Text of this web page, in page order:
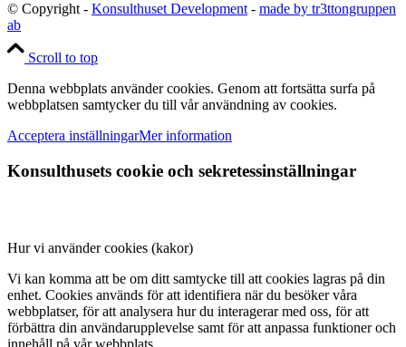
© Copyright - Konsulthuset Development- made by tr3ttongruppen
ab
Scroll to top
Denna webbplats använder cookies. Genom att fortsätta surfa på
webbplatsen samtycker du till vår användning av cookies.
Acceptera inställningarMer information
Konsulthusets cookie och sekretessinställningar
Hur vi använder cookies (kakor)
Vi kan komma att be om ditt samtycke till att cookies lagras på din
enhet. Cookies används för att identifiera när du besöker våra
webbplatser, för att analysera hur du interagerar med oss, för att
förbättra din användarupplevelse samt för att anpassa funktioner och
innehåll på vår webbplats.